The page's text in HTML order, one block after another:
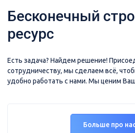
Бесконечный
ресурс
Есть задача? Найдем решение!
сотрудничеству, мы сделаем всё,
удобно работать с нами. Мы ценим
Больше про